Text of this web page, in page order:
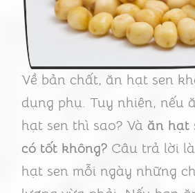
Về bản chất, ăn hạt sen
dụng phụ. Tuy nhiên, nếu
hạt sen thì sao? Và ăn hạt
có tốt không?Câu trả lời
hạt sen mỗi ngày những